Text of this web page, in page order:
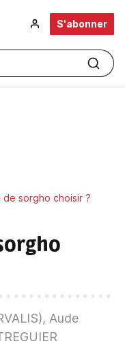
S'abonner
sorgho choisir ?
Aude